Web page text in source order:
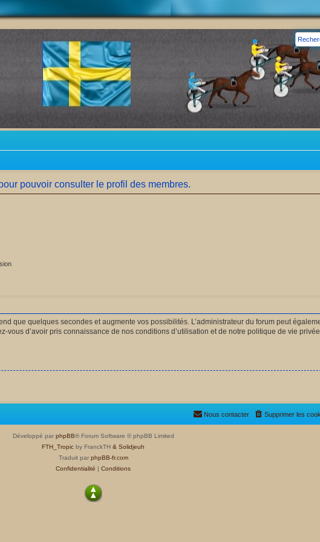
pouvoir consulter le profil des membres.
que quelques secondes et augmente vos possibilités. L’administrateur du forum peut
vous d’avoir pris connaissance de nos conditions d’utilisation et de notre politique de vie
Supprimer les
Nous contacter
Développé par phpBB® Forum Software © phpBB Limited
FTH_Tropic by FranckTH & Solidjeuh
Traduit par phpBB-fr.com
Confidentialité | Conditions